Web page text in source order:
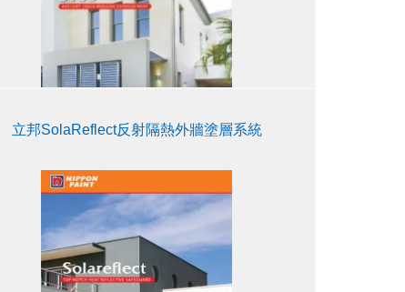
立邦SolaReflect反射隔熱外牆塗層系統